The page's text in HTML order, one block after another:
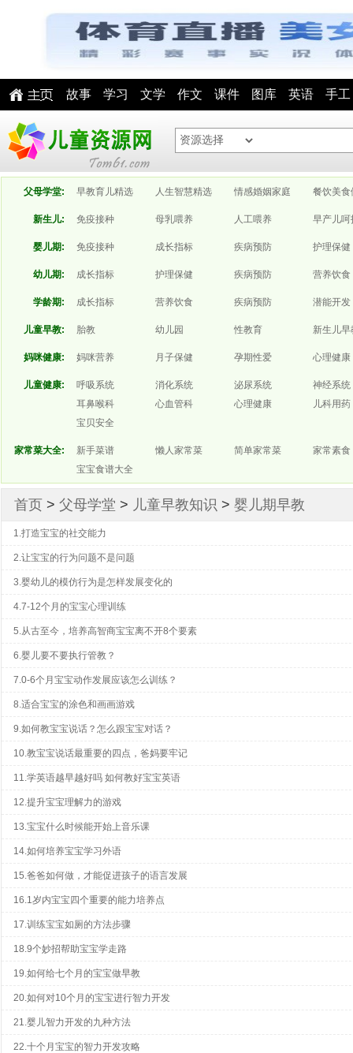
故事 学习 文学 作文 课件 图库 英语 手工
父母学堂: 早教育儿精选 人生智慧精选 情感婚姻家庭 餐饮美食
新生儿: 免疫接种 母乳喂养 人工喂养 早产儿呵
婴儿期: 免疫接种 成长指标 疾病预防 护理保健
幼儿期: 成长指标 护理保健 疾病预防 营养饮食
学龄期: 成长指标 营养饮食 疾病预防 潜能开发
儿童早教: 胎教 幼儿园 性教育 新生儿早
妈咪健康: 妈咪营养 月子保健 孕期性爱 心理健康
儿童健康: 呼吸系统 消化系统 泌尿系统
神经系统
耳鼻喉科
心血管科 心理健康
儿科用药
宝贝安全
家常菜大全: 新手菜谱 懒人家常菜 简单家常菜
家常素食
宝宝食谱大全
首页 > 父母学堂 > 儿童早教知识 > 婴儿期早教
1.打造宝宝的社交能力
2.让宝宝的行为问题不是问题
3.婴幼儿的模仿行为是怎样发展变化的
4.7-12个月的宝宝心理训练
5.从古至今，培养高智商宝宝离不开8个要素
6.婴儿要不要执行管教？
7.0-6个月宝宝动作发展应该怎么训练？
8.适合宝宝的涂色和画画游戏
9.如何教宝宝说话？怎么跟宝宝对话？
10.教宝宝说话最重要的四点，爸妈要牢记
11.学英语越早越好吗 如何教好宝宝英语
12.提升宝宝理解力的游戏
13.宝宝什么时候能开始上音乐课
14.如何培养宝宝学习外语
15.爸爸如何做，才能促进孩子的语言发展
16.1岁内宝宝四个重要的能力培养点
17.训练宝宝如厕的方法步骤
18.9个妙招帮助宝宝学走路
19.如何给七个月的宝宝做早教
20.如何对10个月的宝宝进行智力开发
21.婴儿智力开发的九种方法
22.十个月宝宝的智力开发攻略